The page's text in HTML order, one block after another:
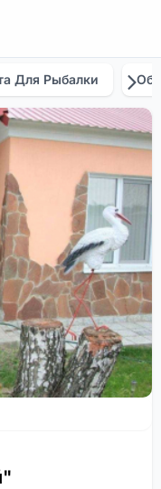
Для Рыбалки